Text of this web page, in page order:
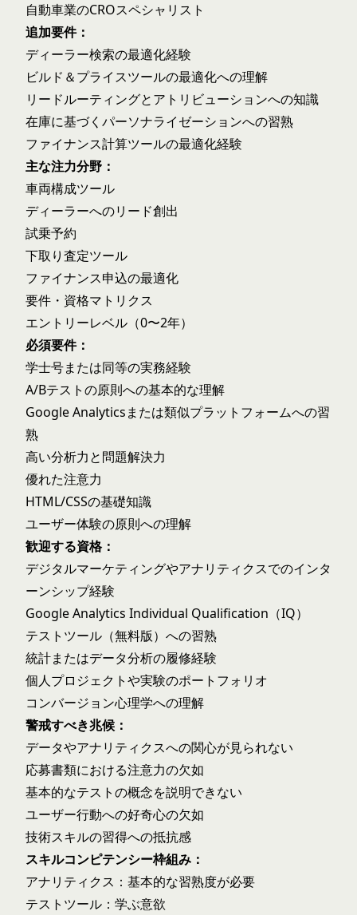
自動車業のCROスペシャリスト
追加要件：
ディーラー検索の最適化経験
ビルド＆プライスツールの最適化への理解
リードルーティングとアトリビューションへの知識
在庫に基づくパーソナライゼーションへの習熟
ファイナンス計算ツールの最適化経験
主な注力分野：
車両構成ツール
ディーラーへのリード創出
試乗予約
下取り査定ツール
ファイナンス申込の最適化
要件・資格マトリクス
エントリーレベル（0〜2年）
必須要件：
学士号または同等の実務経験
A/Bテストの原則への基本的な理解
Google Analyticsまたは類似プラットフォームへの習
熟
高い分析力と問題解決力
優れた注意力
HTML/CSSの基礎知識
ユーザー体験の原則への理解
歓迎する資格：
デジタルマーケティングやアナリティクスでのインタ
ーンシップ経験
Google Analytics Individual Qualification（IQ）
テストツール（無料版）への習熟
統計またはデータ分析の履修経験
個人プロジェクトや実験のポートフォリオ
コンバージョン心理学への理解
警戒すべき兆候：
データやアナリティクスへの関心が見られない
応募書類における注意力の欠如
基本的なテストの概念を説明できない
ユーザー行動への好奇心の欠如
技術スキルの習得への抵抗感
スキルコンピテンシー枠組み：
アナリティクス：基本的な習熟度が必要
テストツール：学ぶ意欲